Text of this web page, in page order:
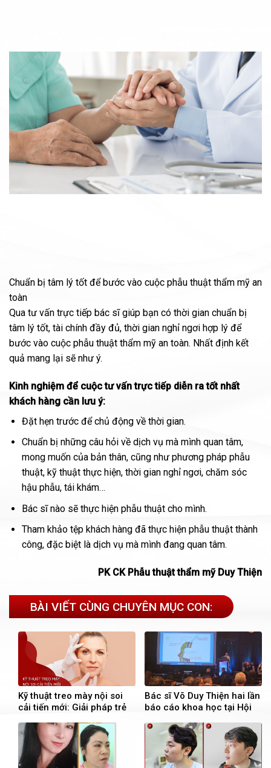
Chuẩn bị tâm lý tốt để bước vào cuộc phẫu thuật thẩm mỹ an
toàn
Qua tư vấn trực tiếp bác sĩ giúp bạn có thời gian chuẩn bị
tâm lý tốt, tài chính đầy đủ, thời gian nghỉ ngơi hợp lý để
bước vào cuộc phẫu thuật thẩm mỹ an toàn. Nhất định kết
quả mang lại sẽ như ý.
Kinh nghiệm để cuộc tư vấn trực tiếp diễn ra tốt nhất
khách hàng cần lưu ý:
Đặt hẹn trước để chủ động về thời gian.
Chuẩn bị những câu hỏi về dịch vụ mà mình quan tâm,
mong muốn của bản thân, cũng như phương pháp phẫu
thuật, kỹ thuật thực hiện, thời gian nghỉ ngơi, chăm sóc
hậu phẫu, tái khám…
Bác sĩ nào sẽ thực hiện phẫu thuật cho mình.
Tham khảo tệp khách hàng đã thực hiện phẫu thuật thành
công, đặc biệt là dịch vụ mà mình đang quan tâm.
PK CK Phẫu thuật thẩm mỹ Duy Thiện
BÀI VIẾT CÙNG CHUYÊN MỤC CON:
Kỹ thuật treo mày nội soi
cải tiến mới: Giải pháp trẻ
tuổi trung niên
Bác sĩ Võ Duy Thiện hai lần
báo cáo khoa học tại Hội